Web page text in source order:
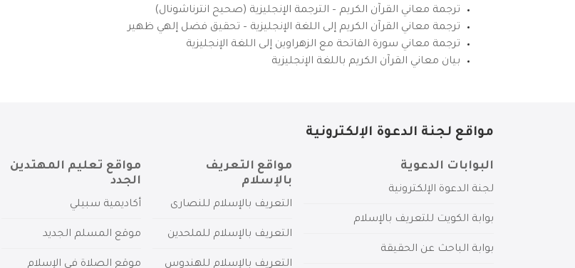
ترجمة معاني القرآن الكريم – الترجمة الإنجليزية (صحيح انترناشونال)
ترجمة معاني القرآن الكريم إلى اللغة الإنجليزية – تحقيق فضل إلهي ظهير
ترجمة معاني سورة الفاتحة مع الزهراوين إلى اللغة الإنجليزية
بيان معاني القرآن الكريم باللغة الإنجليزية
مواقع لجنة الدعوة الإلكترونية
البوابات الدعوية
لجنة الدعوة الإلكترونية
بوابة الكويت للتعريف بالإسلام
بوابة الباحث عن الحقيقة
مواقع التعريف
بالإسلام
التعريف بالإسلام للنصارى
التعريف بالإسلام للملحدين
التعريف بالإسلام للهندوس
مواقع تعليم المهتدين
الجدد
أكاديمية سبيلي
موقع المسلم الجديد
موقع الصلاة في الإسلام